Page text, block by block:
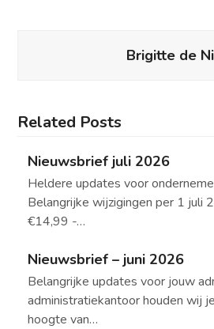
Brigitte de
Related Posts
Nieuwsbrief juli 2026
Heldere updates voor
Belangrijke wijzigingen per 1 juli
€14,99 -…
Nieuwsbrief – juni 2026
Belangrijke updates voor jouw
administratiekantoor houden wij
hoogte van…